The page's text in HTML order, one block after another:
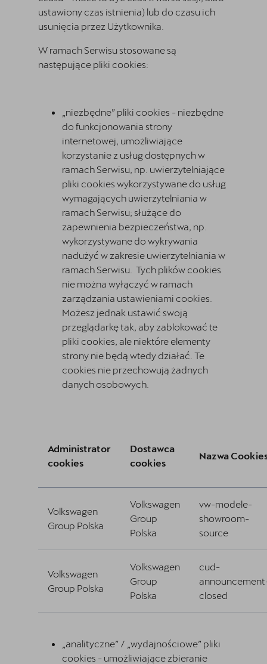
ustawiony czas istnienia) lub do czasu ich
usunięcia przez Użytkownika.
W ramach Serwisu stosowane są
następujące pliki cookies:
„niezbędne” pliki cookies - niezbędne
do funkcjonowania strony
internetowej, umożliwiające
korzystanie z usług dostępnych w
ramach Serwisu, np. uwierzytelniające
pliki cookies wykorzystywane do usług
wymagających uwierzytelniania w
ramach Serwisu; służące do
zapewnienia bezpieczeństwa, np.
wykorzystywane do wykrywania
nadużyć w zakresie uwierzytelniania w
ramach Serwisu. Tych plików cookies
nie można wyłączyć w ramach
zarządzania ustawieniami cookies.
Możesz jednak ustawić swoją
przeglądarkę tak, aby zablokować te
pliki cookies, ale niektóre elementy
strony nie będą wtedy działać. Te
cookies nie przechowują żadnych
danych osobowych.
Administrator
cookies
Dostawca
cookies
Nazwa
Volkswagen
Group Polska
Volkswagen
Group
Polska
vw-modele-
showroom-
source
Volkswagen
Group Polska
Volkswagen
Group
Polska
cud-
closed
„analityczne” / „wydajnościowe” pliki
cookies - umożliwiające zbieranie